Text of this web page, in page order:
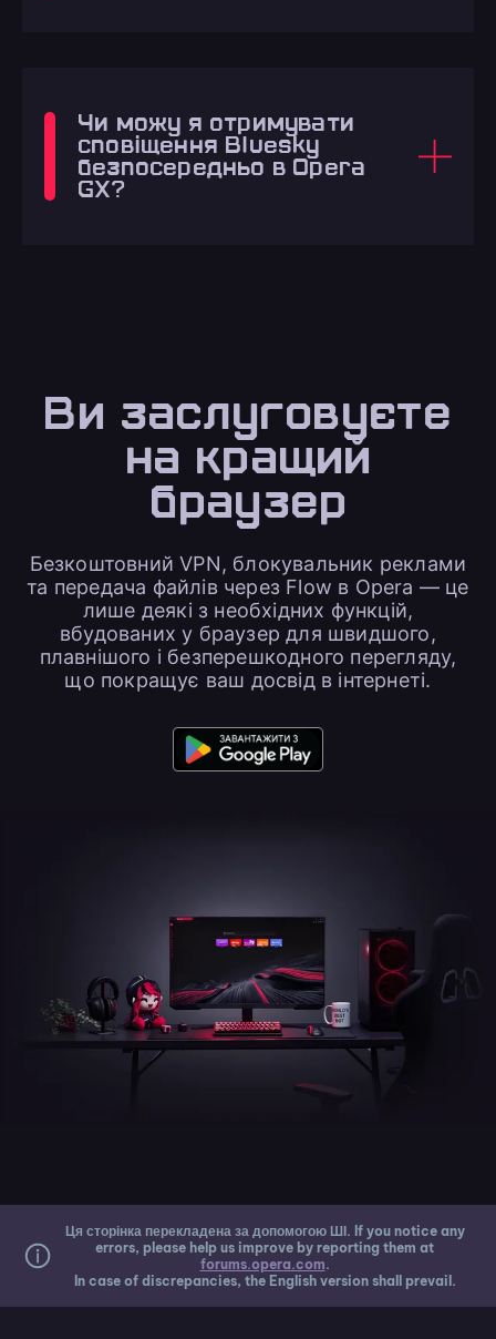
Чи можу я отримувати
сповіщення Bluesky
безпосередньо в Opera
GX?
Ви заслуговуєте
на кращий
браузер
Безкоштовний VPN, блокувальник реклами
та передача файлів через Flow в Opera — це
лише деякі з необхідних функцій,
вбудованих у браузер для швидшого,
плавнішого і безперешкодного перегляду,
що покращує ваш досвід в інтернеті.
Ця сторінка перекладена за допомогою ШІ. If you notice any
errors, please help us improve by reporting them at
forums.opera.com.
In case of discrepancies, the English version shall prevail.